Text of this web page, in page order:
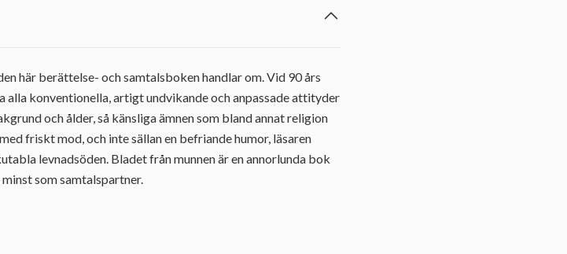
här berättelse- och samtalsboken handlar om. Vid 90 års
konventionella, artigt undvikande och anpassade attityder
och ålder, så känsliga ämnen som bland annat religion
friskt mod, och inte sällan en befriande humor, läsaren
levnadsöden. Bladet från munnen är en annorlunda bok
som samtalspartner.